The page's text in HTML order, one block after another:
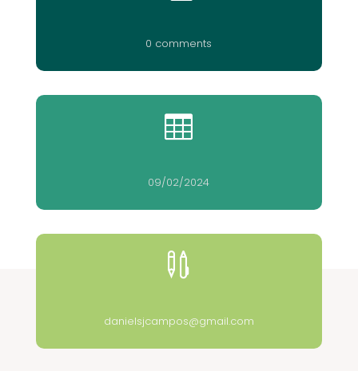
0 comments

09/02/2024

danielsjcampos@gmail.com